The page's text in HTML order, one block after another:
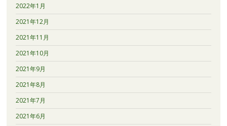
2022年1月
2021年12月
2021年11月
2021年10月
2021年9月
2021年8月
2021年7月
2021年6月